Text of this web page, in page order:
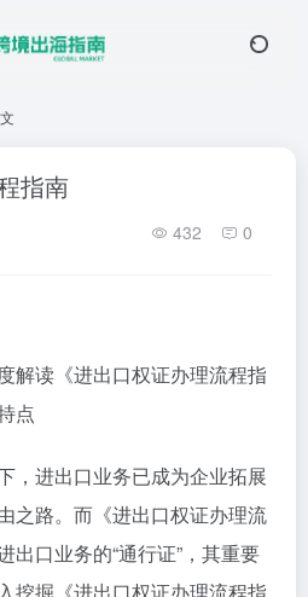
指南
432 0
解读《进出口权证办理流程指
点
，进出口业务已成为企业拓展
之路。而《进出口权证办理流
出口业务的“通行证”，其重要
挖掘《进出口权证办理流程指